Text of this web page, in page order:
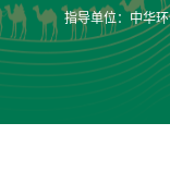
指导单位：中华